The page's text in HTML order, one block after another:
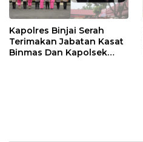
Kapolres Binjai Serah
Terimakan Jabatan Kasat
Binmas Dan Kapolsek